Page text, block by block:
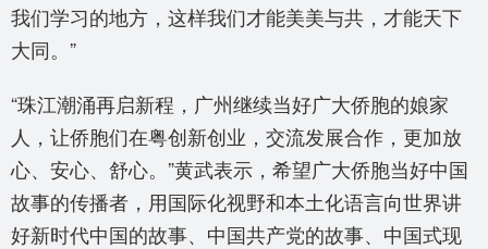
我们学习的地方，这样我们才能美美与共，才能天下
大同。”
“珠江潮涌再启新程，广州继续当好广大侨胞的娘家
人，让侨胞们在粤创新创业，交流发展合作，更加放
心、安心、舒心。”黄武表示，希望广大侨胞当好中国
故事的传播者，用国际化视野和本土化语言向世界讲
好新时代中国的故事、中国共产党的故事、中国式现